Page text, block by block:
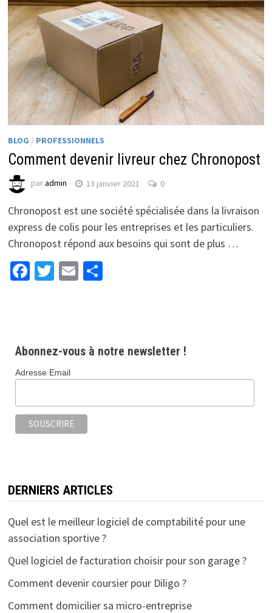
BLOG / PROFESSIONNELS
Comment devenir livreur chez Chronopost
paradmin 13 janvier 2021 0
Chronopost est une société spécialisée dans la livraison
express de colis pour les entreprises et les particuliers.
Chronopost répond aux besoins qui sont de plus …
Facebook
Twitter
EmailPartager
Abonnez-vous à notre newsletter !
Adresse Email
DERNIERS ARTICLES
Quel est le meilleur logiciel de comptabilité pour une
association sportive ?
Quel logiciel de facturation choisir pour son garage ?
Comment devenir coursier pour Diligo ?
Comment domicilier sa micro-entreprise